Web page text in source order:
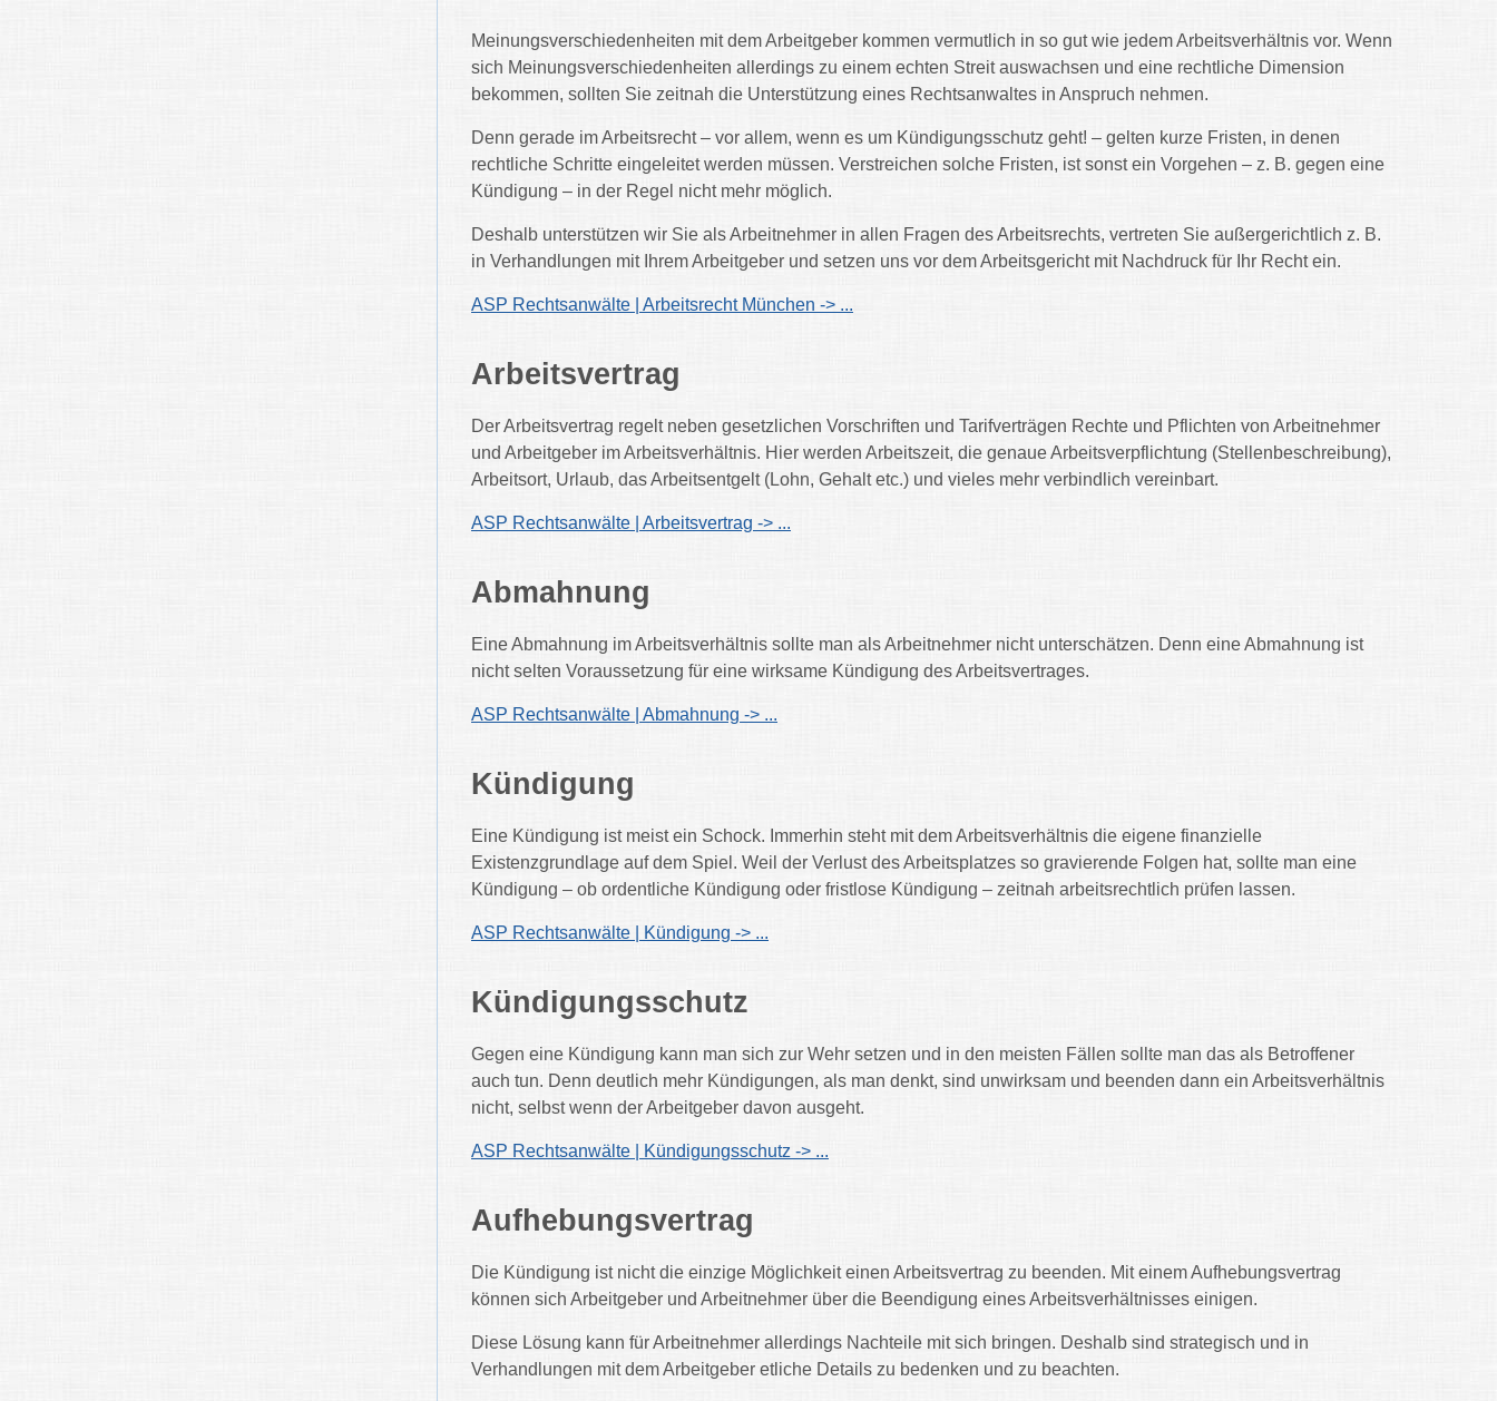
Meinungsverschiedenheiten mit dem Arbeitgeber kommen vermutlich in so gut wie jedem Arbeitsverhältnis vor. Wenn
sich Meinungsverschiedenheiten allerdings zu einem echten Streit auswachsen und eine rechtliche Dimension
bekommen, sollten Sie zeitnah die Unterstützung eines Rechtsanwaltes in Anspruch nehmen.
Denn gerade im Arbeitsrecht – vor allem, wenn es um Kündigungsschutz geht! – gelten kurze Fristen, in denen
rechtliche Schritte eingeleitet werden müssen. Verstreichen solche Fristen, ist sonst ein Vorgehen – z. B. gegen eine
Kündigung – in der Regel nicht mehr möglich.
Deshalb unterstützen wir Sie als Arbeitnehmer in allen Fragen des Arbeitsrechts, vertreten Sie außergerichtlich z. B.
in Verhandlungen mit Ihrem Arbeitgeber und setzen uns vor dem Arbeitsgericht mit Nachdruck für Ihr Recht ein.
ASP Rechtsanwälte | Arbeitsrecht München -> ...
Arbeitsvertrag
Der Arbeitsvertrag regelt neben gesetzlichen Vorschriften und Tarifverträgen Rechte und Pflichten von Arbeitnehmer
und Arbeitgeber im Arbeitsverhältnis. Hier werden Arbeitszeit, die genaue Arbeitsverpflichtung (Stellenbeschreibung),
Arbeitsort, Urlaub, das Arbeitsentgelt (Lohn, Gehalt etc.) und vieles mehr verbindlich vereinbart.
ASP Rechtsanwälte | Arbeitsvertrag -> ...
Abmahnung
Eine Abmahnung im Arbeitsverhältnis sollte man als Arbeitnehmer nicht unterschätzen. Denn eine Abmahnung ist
nicht selten Voraussetzung für eine wirksame Kündigung des Arbeitsvertrages.
ASP Rechtsanwälte | Abmahnung -> ...
Kündigung
Eine Kündigung ist meist ein Schock. Immerhin steht mit dem Arbeitsverhältnis die eigene finanzielle
Existenzgrundlage auf dem Spiel. Weil der Verlust des Arbeitsplatzes so gravierende Folgen hat, sollte man eine
Kündigung – ob ordentliche Kündigung oder fristlose Kündigung – zeitnah arbeitsrechtlich prüfen lassen.
ASP Rechtsanwälte | Kündigung -> ...
Kündigungsschutz
Gegen eine Kündigung kann man sich zur Wehr setzen und in den meisten Fällen sollte man das als Betroffener
auch tun. Denn deutlich mehr Kündigungen, als man denkt, sind unwirksam und beenden dann ein Arbeitsverhältnis
nicht, selbst wenn der Arbeitgeber davon ausgeht.
ASP Rechtsanwälte | Kündigungsschutz -> ...
Aufhebungsvertrag
Die Kündigung ist nicht die einzige Möglichkeit einen Arbeitsvertrag zu beenden. Mit einem Aufhebungsvertrag
können sich Arbeitgeber und Arbeitnehmer über die Beendigung eines Arbeitsverhältnisses einigen.
Diese Lösung kann für Arbeitnehmer allerdings Nachteile mit sich bringen. Deshalb sind strategisch und in
Verhandlungen mit dem Arbeitgeber etliche Details zu bedenken und zu beachten.